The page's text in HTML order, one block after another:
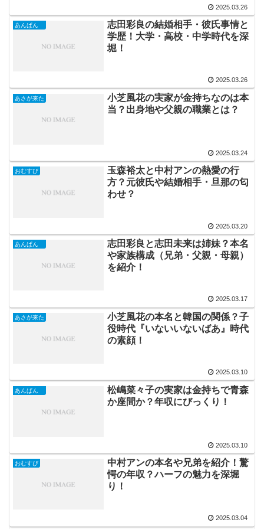
2025.03.26
あんぱん
志田彩良の結婚相手・彼氏事情と
学歴！大学・高校・中学時代を深
堀！
2025.03.26
あさが来た
小芝風花の実家が金持ちなのは本
当？出身地や父親の職業とは？
2025.03.24
おむすび
玉森裕太と中村アンの熱愛の行
方？元彼氏や結婚相手・旦那の匂
わせ？
2025.03.20
あんぱん
志田彩良と志田未来は姉妹？本名
や家族構成（兄弟・父親・母親）
を紹介！
2025.03.17
あさが来た
小芝風花の本名と韓国の関係？子
役時代『いないいないばあ』時代
の素顔！
2025.03.10
あんぱん
松嶋菜々子の実家は金持ちで青森
か座間か？年収にびっくり！
2025.03.10
おむすび
中村アンの本名や兄弟を紹介！驚
愕の年収？ハーフの魅力を深堀
り！
2025.03.04